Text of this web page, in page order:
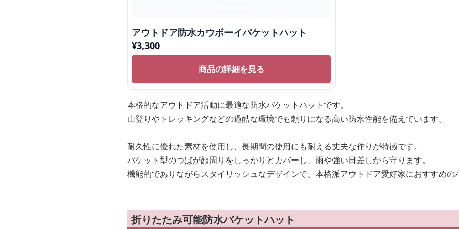
アウトドア防水カウボーイバケットハット
¥3,300
商品の詳細を見る
本格的なアウトドア活動に最適な防水バケットハットです。
山登りやトレッキングなどの過酷な環境でも頼りになる高い防水性能を備えています。
耐久性に優れた素材を使用し、長期間の使用にも耐える丈夫な作りが特徴です。
バケット型のつばが顔周りをしっかりとカバーし、雨や強い日差しから守ります。
機能的でありながらスタイリッシュなデザインで、本格派アウトドア愛好家におすすめの
折りたたみ可能防水バケットハット